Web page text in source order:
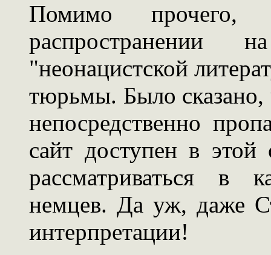
Помимо прочего,
распространении
"неонацистской
тюрьмы. Было сказано,
непосредственно
сайт доступен в этой
рассматриваться в
немцев. Да уж, даже
интерпретации!